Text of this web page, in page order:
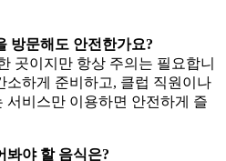
방문해도 안전한가요?
곳이지만 항상 주의는 필요합니
소하게 준비하고, 클럽 직원이나
서비스만 이용하면 안전하게 즐
봐야 할 음식은?